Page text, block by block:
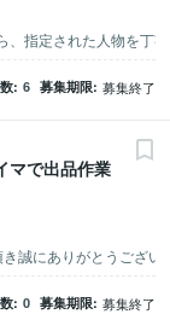
6 募集期限 募集終了
マで出品作業
0 募集期限 募集終了